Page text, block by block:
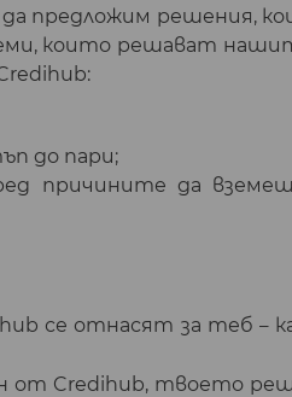
предложим решения,
които решават
до пари;
причините да
се отнасят за теб –
от Credihub, твоето